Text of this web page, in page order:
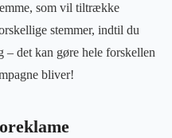
som vil tiltrække
stemmer, indtil du
det kan gøre hele forskellen
bliver!